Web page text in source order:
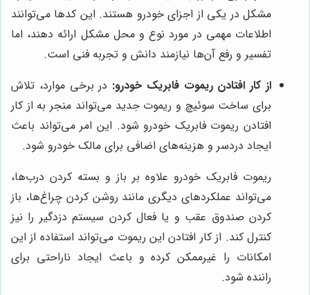
مشکل در یکی از اجزای خودرو هستند. این کدها می‌توانند
اطلاعات مهمی در مورد نوع و محل مشکل ارائه دهند، اما
تفسیر و رفع آن‌ها نیازمند دانش و تجربه فنی است.
از کار افتادن ریموت فابریک خودرو: در برخی موارد، تلاش
برای ساخت سوئیچ و ریموت جدید می‌تواند منجر به از کار
افتادن ریموت فابریک خودرو شود. این امر می‌تواند باعث
ایجاد دردسر و هزینه‌های اضافی برای مالک خودرو شود.
ریموت فابریک خودرو علاوه بر باز و بسته کردن درب‌ها،
می‌تواند عملکردهای دیگری مانند روشن کردن چراغ‌ها، باز
کردن صندوق عقب و یا فعال کردن سیستم دزدگیر را نیز
کنترل کند. از کار افتادن این ریموت می‌تواند استفاده از این
امکانات را غیرممکن کرده و باعث ایجاد ناراحتی برای
راننده شود.